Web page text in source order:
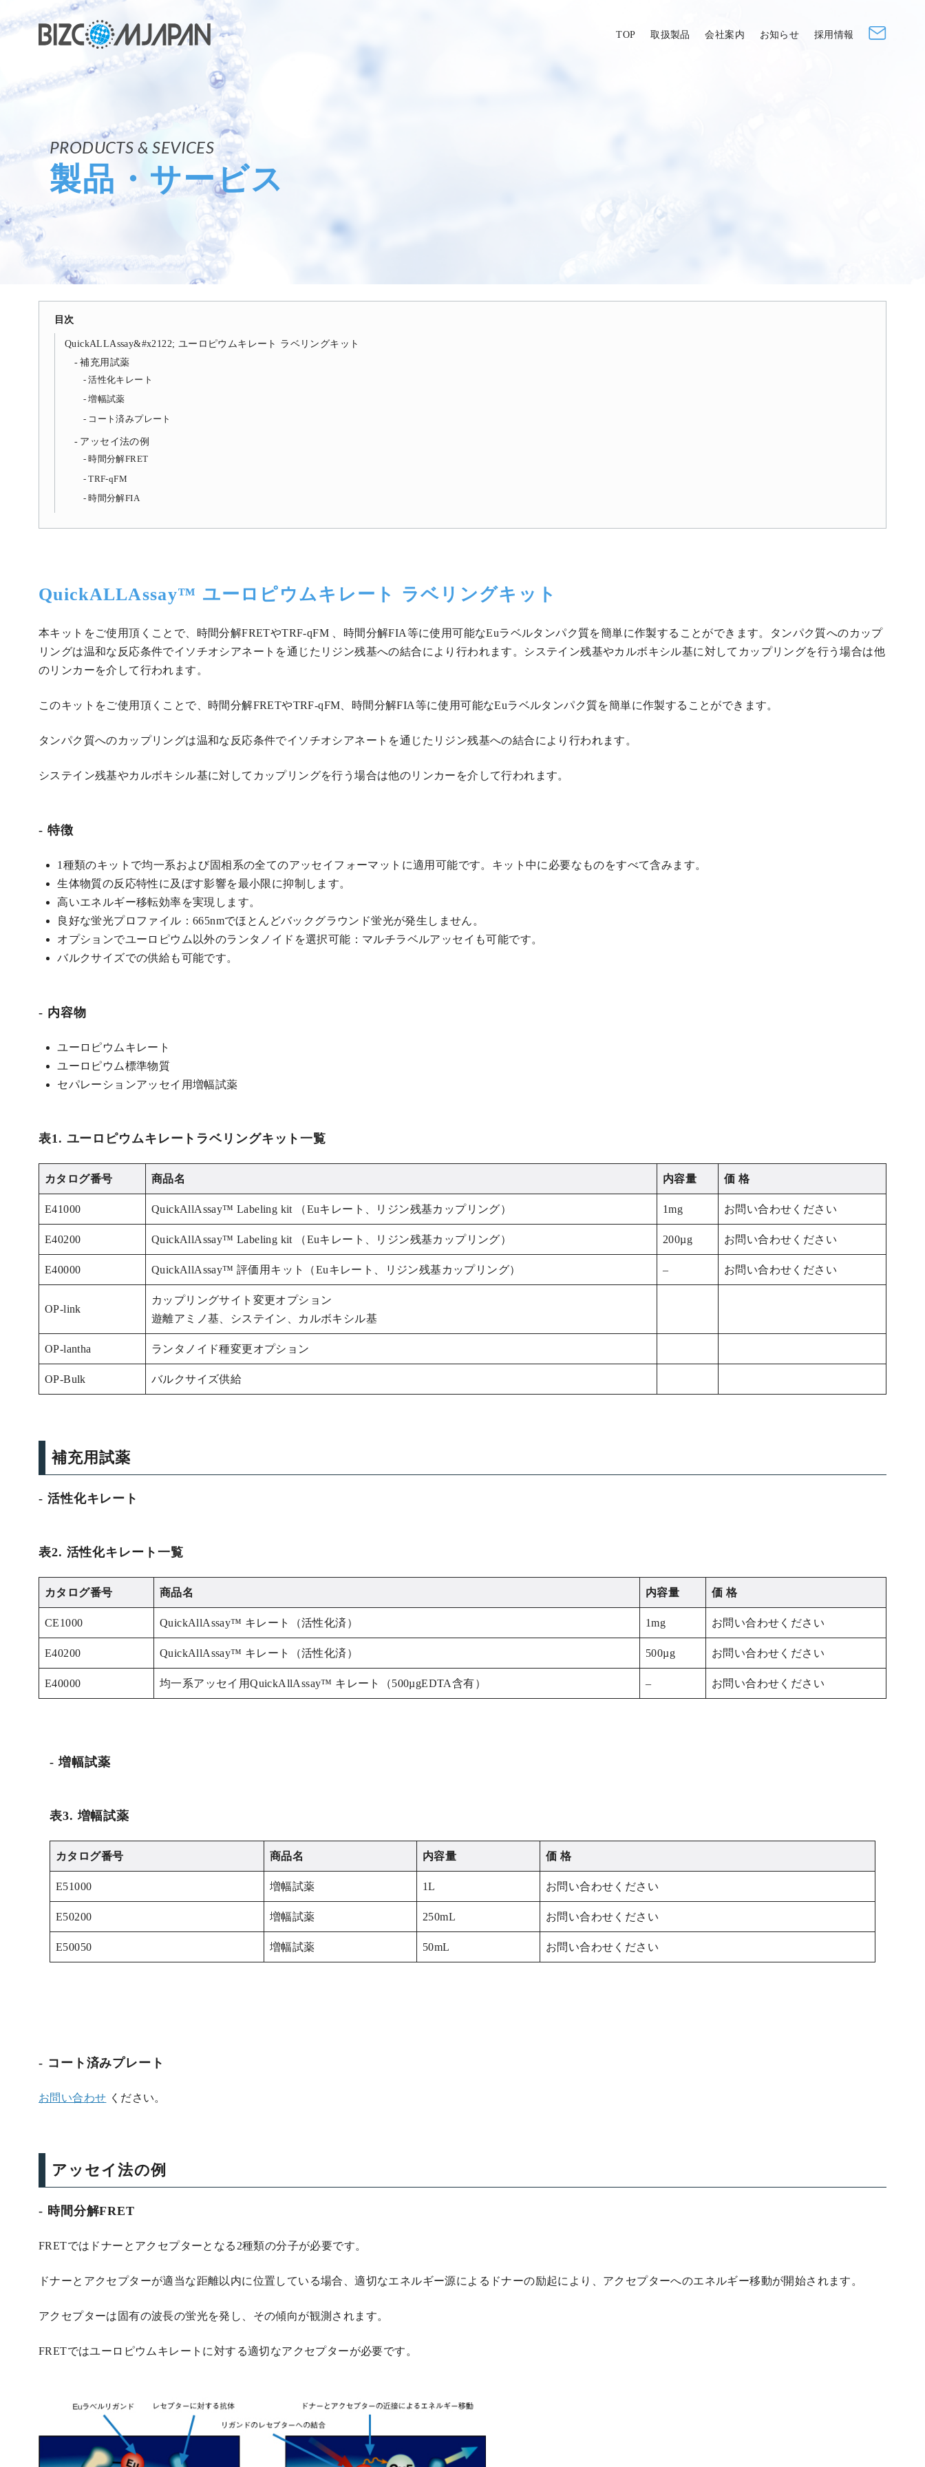
ン
TOP 取扱製品 会社案内 お知らせ 採用情報
製品・サービス
目次
QuickALLAssay&#x2122; ユーロピウムキレート ラベリングキット
補充用試薬
活性化キレート
増幅試薬
コート済みプレート
アッセイ法の例
時間分解FRET
TRF-qFM
時間分解FIA
QuickALLAssay™ ユーロピウムキレート ラベリングキット
本キットをご使用頂くことで、時間分解FRETやTRF-qFM 、時間分解FIA等に使用可能なEuラベルタンパク質を簡単に作製することができます。タンパク質へのカップ
リングは温和な反応条件でイソチオシアネートを通じたリジン残基への結合により行われます。システイン残基やカルボキシル基に対してカップリングを行う場合は他
のリンカーを介して行われます。
このキットをご使用頂くことで、時間分解FRETやTRF-qFM、時間分解FIA等に使用可能なEuラベルタンパク質を簡単に作製することができます。
タンパク質へのカップリングは温和な反応条件でイソチオシアネートを通じたリジン残基への結合により行われます。
システイン残基やカルボキシル基に対してカップリングを行う場合は他のリンカーを介して行われます。
特徴
1種類のキットで均一系および固相系の全てのアッセイフォーマットに適用可能です。キット中に必要なものをすべて含みます。
生体物質の反応特性に及ぼす影響を最小限に抑制します。
高いエネルギー移転効率を実現します。
良好な蛍光プロファイル：665nmでほとんどバックグラウンド蛍光が発生しません。
オプションでユーロピウム以外のランタノイドを選択可能：マルチラベルアッセイも可能です。
バルクサイズでの供給も可能です。
内容物
ユーロピウムキレート
ユーロピウム標準物質
セパレーションアッセイ用増幅試薬
表1. ユーロピウムキレートラベリングキット一覧
カタログ番号 商品名 内容量 価 格
E41000 QuickAllAssay™ Labeling kit （Euキレート、リジン残基カップリング） 1mg お問い合わせください
E40200 QuickAllAssay™ Labeling kit （Euキレート、リジン残基カップリング） 200µg お問い合わせください
E40000 QuickAllAssay™ 評価用キット（Euキレート、リジン残基カップリング） – お問い合わせください
OP-link
カップリングサイト変更オプション
遊離アミノ基、システイン、カルボキシル基
OP-lantha ランタノイド種変更オプション
OP-Bulk バルクサイズ供給
補充用試薬
活性化キレート
表2. 活性化キレート一覧
カタログ番号 商品名 内容量 価 格
CE1000 QuickAllAssay™ キレート（活性化済） 1mg お問い合わせください
E40200 QuickAllAssay™ キレート（活性化済） 500µg お問い合わせください
E40000 均一系アッセイ用QuickAllAssay™ キレート（500µgEDTA含有） – お問い合わせください
増幅試薬
表3. 増幅試薬
カタログ番号 商品名 内容量 価 格
E51000 増幅試薬 1L お問い合わせください
E50200 増幅試薬 250mL お問い合わせください
E50050 増幅試薬 50mL お問い合わせください
コート済みプレート
お問い合わせ ください。
アッセイ法の例
時間分解FRET
FRETではドナーとアクセプターとなる2種類の分子が必要です。
ドナーとアクセプターが適当な距離以内に位置している場合、適切なエネルギー源によるドナーの励起により、アクセプターへのエネルギー移動が開始されます。
アクセプターは固有の波長の蛍光を発し、その傾向が観測されます。
FRETではユーロピウムキレートに対する適切なアクセプターが必要です。